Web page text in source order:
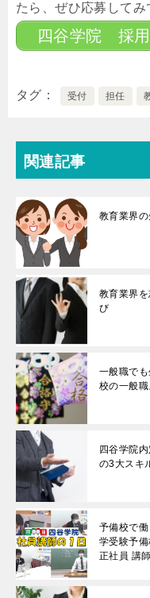
たら、ぜひ応募してみ
四谷学院 採
タグ 受付 担任
関連記事
教育業界
教育業界
び
一般職で
校の一般
四谷学院
の3大スキ
予備校で
学受験予
正社員 講師